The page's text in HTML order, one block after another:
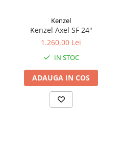
Kenzel
Kenzel Axel SF 24"
1.260,00 Lei
IN STOC
ADAUGA IN COS